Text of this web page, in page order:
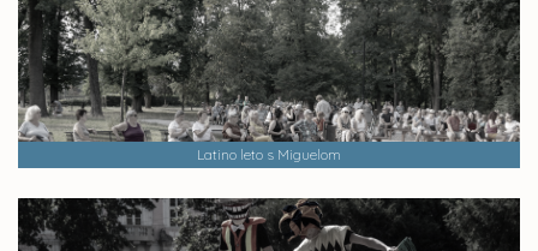
Latino leto s Miguelom